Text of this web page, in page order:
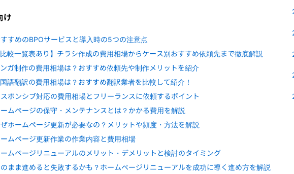
け
すめのBPOサービスと導入時の5つの注意点
比較一覧表あり】チラシ作成の費用相場からケース別おすすめ依頼先まで徹底解説
ガ制作の費用相場は？おすすめ依頼先や制作メリットを紹介
語翻訳の費用相場は？おすすめ翻訳業者を比較して紹介！
スポンシブ対応の費用相場とフリーランスに依頼するポイント
ムページの保守・メンテナンスとは？かかる費用を解説
ホームページ更新が必要なの？メリットや頻度・方法を解説
ムページ更新作業の作業内容と費用相場
ムページリニューアルのメリット・デメリットと検討のタイミング
まま進めると失敗するかも？ホームページリニューアルを成功に導く進め方を解説